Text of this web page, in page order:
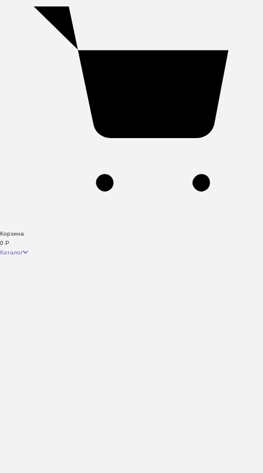
Корзина
0 Р
Каталог